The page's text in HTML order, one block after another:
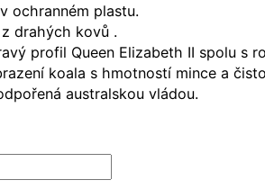
ochranném plastu.
drahých kovů .
profil Queen Elizabeth II spolu s
koala s hmotností mince a
australskou vládou.